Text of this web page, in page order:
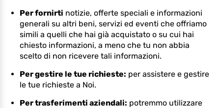
Per fornirti notizie, offerte speciali e informazioni
generali su altri beni, servizi ed eventi che offriamo
simili a quelli che hai già acquistato o su cui hai
chiesto informazioni, a meno che tu non abbia
scelto di non ricevere tali informazioni.
Per gestire le tue richieste: per assistere e gestire
le tue richieste a Noi.
Per trasferimenti aziendali: potremmo utilizzare